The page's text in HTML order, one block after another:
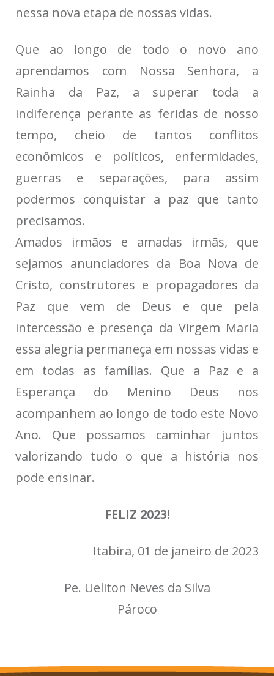
nessa nova etapa de nossas vidas.
Que ao longo de todo o novo ano
aprendamos com Nossa Senhora, a
Rainha da Paz, a superar toda a
indiferença perante as feridas de nosso
tempo, cheio de tantos conflitos
econômicos e políticos, enfermidades,
guerras e separações, para assim
podermos conquistar a paz que tanto
precisamos.
Amados irmãos e amadas irmãs, que
sejamos anunciadores da Boa Nova de
Cristo, construtores e propagadores da
Paz que vem de Deus e que pela
intercessão e presença da Virgem Maria
essa alegria permaneça em nossas vidas e
em todas as famílias. Que a Paz e a
Esperança do Menino Deus nos
acompanhem ao longo de todo este Novo
Ano. Que possamos caminhar juntos
valorizando tudo o que a história nos
pode ensinar.
FELIZ 2023!
Itabira, 01 de janeiro de 2023
Pe. Ueliton Neves da Silva
Pároco